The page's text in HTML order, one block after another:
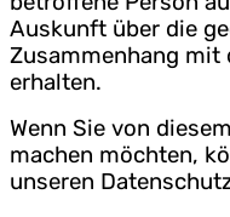
Auskunft über die
Zusammenhang
erhalten.
Wenn Sie von
machen möchten,
unseren